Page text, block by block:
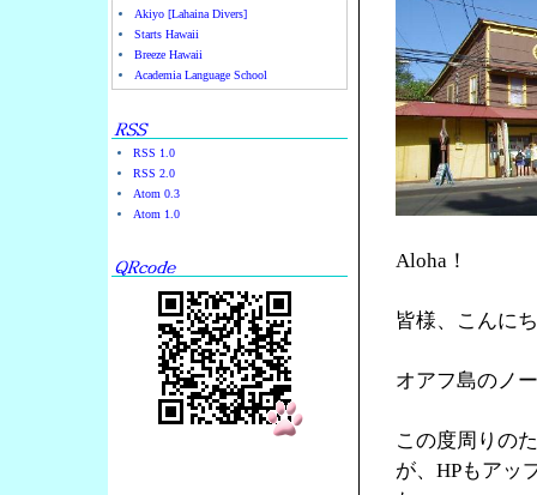
Akiyo [Lahaina Divers]
Starts Hawaii
Breeze Hawaii
Academia Language School
RSS 1.0
RSS 2.0
Atom 0.3
Atom 1.0
Aloha！
皆様、こんに
オアフ島のノ
この度周りの
が、HPもアッ